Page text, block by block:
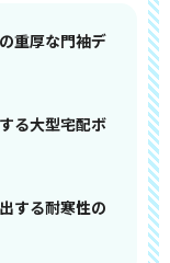
重厚な門袖デ
る大型宅配ボ
する耐寒性の